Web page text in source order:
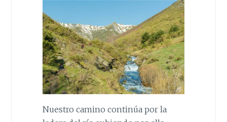
Nuestro camino continúa por la